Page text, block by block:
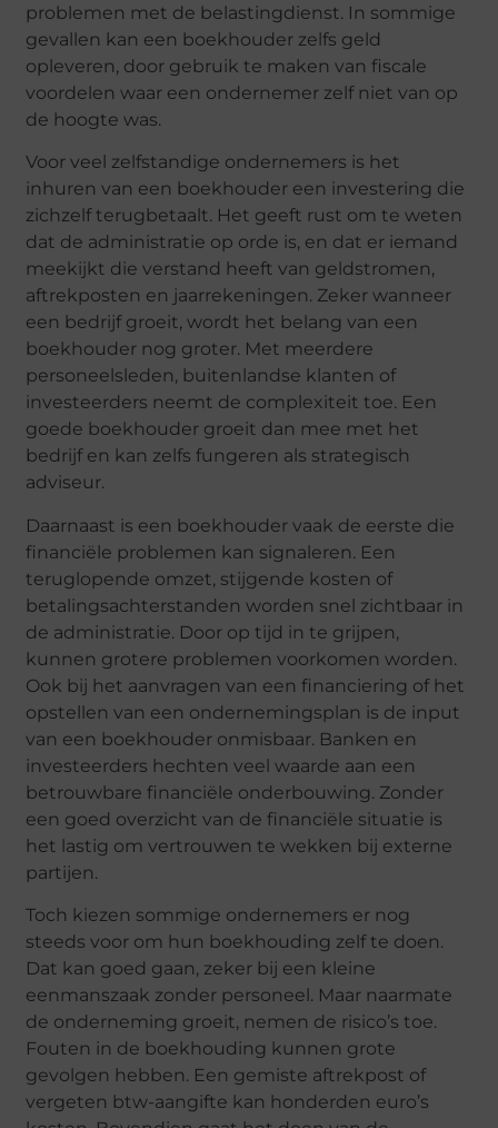
problemen met de belastingdienst. In sommige
gevallen kan een boekhouder zelfs geld
opleveren, door gebruik te maken van fiscale
voordelen waar een ondernemer zelf niet van op
de hoogte was.
Voor veel zelfstandige ondernemers is het
inhuren van een boekhouder een investering die
zichzelf terugbetaalt. Het geeft rust om te weten
dat de administratie op orde is, en dat er iemand
meekijkt die verstand heeft van geldstromen,
aftrekposten en jaarrekeningen. Zeker wanneer
een bedrijf groeit, wordt het belang van een
boekhouder nog groter. Met meerdere
personeelsleden, buitenlandse klanten of
investeerders neemt de complexiteit toe. Een
goede boekhouder groeit dan mee met het
bedrijf en kan zelfs fungeren als strategisch
adviseur.
Daarnaast is een boekhouder vaak de eerste die
financiële problemen kan signaleren. Een
teruglopende omzet, stijgende kosten of
betalingsachterstanden worden snel zichtbaar in
de administratie. Door op tijd in te grijpen,
kunnen grotere problemen voorkomen worden.
Ook bij het aanvragen van een financiering of het
opstellen van een ondernemingsplan is de input
van een boekhouder onmisbaar. Banken en
investeerders hechten veel waarde aan een
betrouwbare financiële onderbouwing. Zonder
een goed overzicht van de financiële situatie is
het lastig om vertrouwen te wekken bij externe
partijen.
Toch kiezen sommige ondernemers er nog
steeds voor om hun boekhouding zelf te doen.
Dat kan goed gaan, zeker bij een kleine
eenmanszaak zonder personeel. Maar naarmate
de onderneming groeit, nemen de risico’s toe.
Fouten in de boekhouding kunnen grote
gevolgen hebben. Een gemiste aftrekpost of
vergeten btw-aangifte kan honderden euro’s